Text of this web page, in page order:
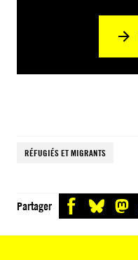
RÉFUGIÉS ET MIGRANTS
Partager